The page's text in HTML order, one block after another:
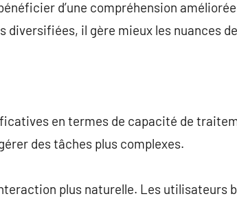
d’une compréhension
diversifiées, il gère mieux les nuances
en termes de capacité de
des tâches plus complexes.
plus naturelle. Les utilisateurs